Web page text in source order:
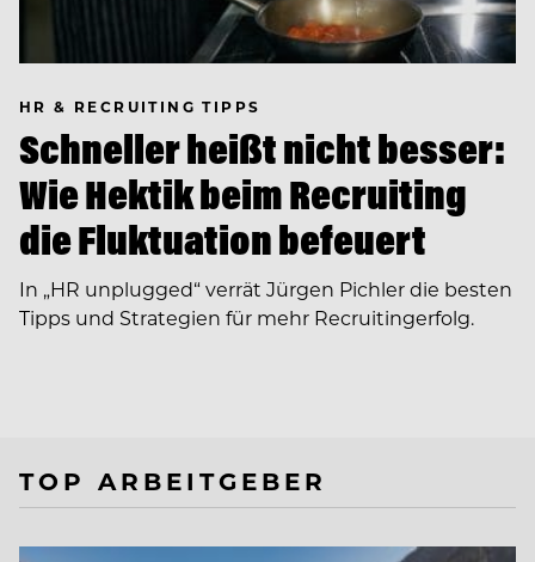
HR & RECRUITING TIPPS
Schneller heißt nicht besser:
Wie Hektik beim Recruiting
die Fluktuation befeuert
In ­„HR unplugged“ verrät Jürgen Pichler die besten
Tipps und Strategien für mehr Recruitingerfolg.
TOP ARBEITGEBER